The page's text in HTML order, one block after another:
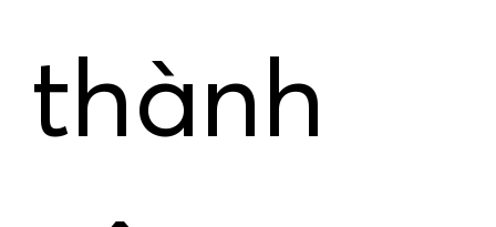
thành